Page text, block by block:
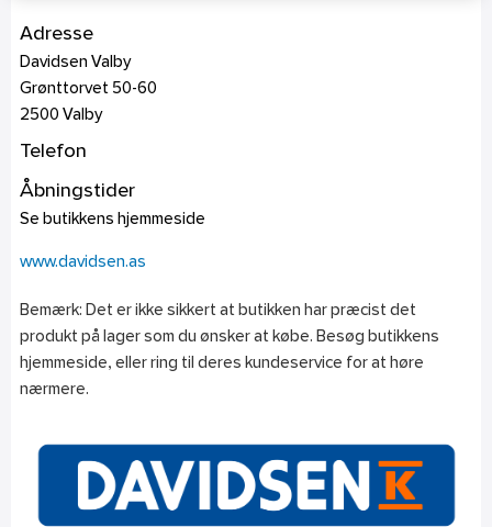
Adresse
Davidsen Valby
Grønttorvet 50-60
2500 Valby
Telefon
Åbningstider
Se butikkens hjemmeside
www.davidsen.as
Bemærk: Det er ikke sikkert at butikken har præcist det
produkt på lager som du ønsker at købe. Besøg butikkens
hjemmeside, eller ring til deres kundeservice for at høre
nærmere.